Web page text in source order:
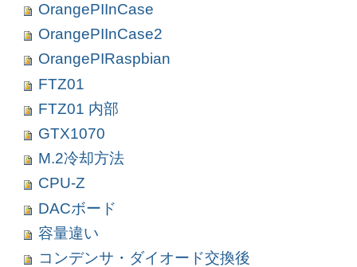
OrangePIInCase
OrangePIInCase2
OrangePIRaspbian
FTZ01
FTZ01 内部
GTX1070
M.2冷却方法
CPU-Z
DACボード
容量違い
コンデンサ・ダイオード交換後